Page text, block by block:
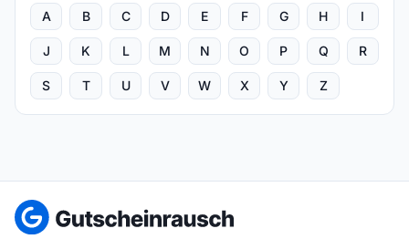
A B C D E F G H I
J K L M N O P Q R
S T U V W X Y Z